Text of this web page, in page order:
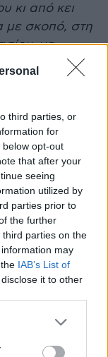
third parties, or
for
opt-out
that after your
seeing
utilized by
parties prior to
the further
parties on the
may
IAB’s List of
it to other
or more Google
You may click to
κι από κει
με σκοπό, στη
να
της πόλης.
επί της
επί της
στο
να
βρεθεί τα
αυτό να
άτομα που
δεν με
όργανο
θανάσιμο